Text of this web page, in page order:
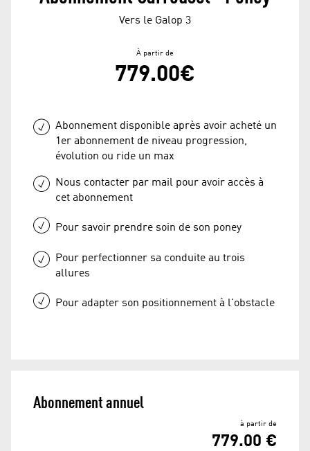
Vers le Galop 3
À partir de
779.00€
Abonnement disponible après avoir acheté un
1er abonnement de niveau progression,
évolution ou ride un max
Nous contacter par mail pour avoir accès à
cet abonnement
Pour savoir prendre soin de son poney
Pour perfectionner sa conduite au trois
allures
Pour adapter son positionnement à l'obstacle
Abonnement annuel
à partir de
779.00 €